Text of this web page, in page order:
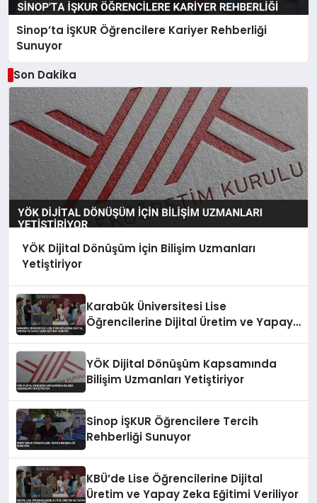
Sinop’ta İŞKUR Öğrencilere Kariyer Rehberliği
Sunuyor
Son Dakika
YÖK Dijital Dönüşüm İçin Bilişim Uzmanları
Yetiştiriyor
Karabük Üniversitesi Lise
Öğrencilerine Dijital Üretim ve Yapay
YÖK Dijital Dönüşüm Kapsamında
Bilişim Uzmanları Yetiştiriyor
Sinop İŞKUR Öğrencilere Tercih
Rehberliği Sunuyor
KBÜ’de Lise Öğrencilerine Dijital
Üretim ve Yapay Zeka Eğitimi Veriliyor